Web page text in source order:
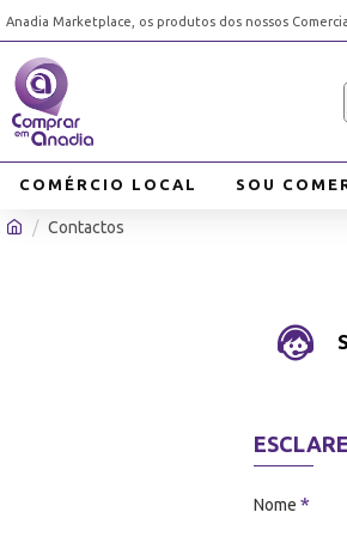
Anadia Marketplace, os produtos dos nossos
COMÉRCIO LOCAL SOU
Contactos
Nome